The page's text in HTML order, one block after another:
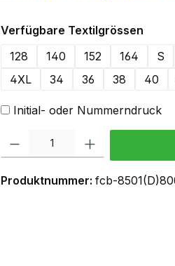
Verfügbare Textilgrössen
128
140 152 164 S
4XL
34 36 38 40
Initial- oder Nummerndruck
Produkt Anzahl: Gib den gewünschten
Produktnummer: fcb-